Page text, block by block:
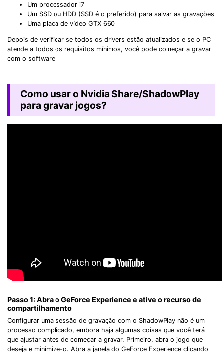
Um processador i7
Um SSD ou HDD (SSD é o preferido) para salvar as gravações
Uma placa de vídeo GTX 660
Depois de verificar se todos os drivers estão atualizados e se o PC
atende a todos os requisitos mínimos, você pode começar a gravar
com o software.
Como usar o Nvidia Share/ShadowPlay
para gravar jogos?
Passo 1: Abra o GeForce Experience e ative o recurso de
compartilhamento
Configurar uma sessão de gravação com o ShadowPlay não é um
processo complicado, embora haja algumas coisas que você terá
que ajustar antes de começar a gravar. Primeiro, abra o jogo que
deseja e minimize-o. Abra a janela do GeForce Experience clicando